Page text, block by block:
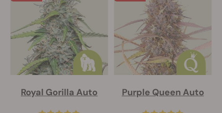
Royal Gorilla Auto Purple Queen Auto